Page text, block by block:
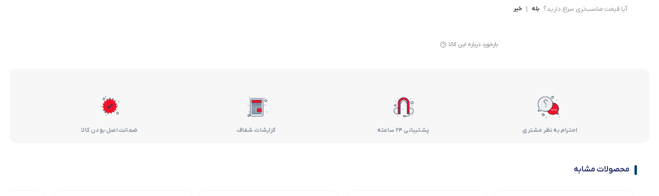
گوشتکوب برقی
آیا قیمت مناسب‌تری سراغ دارید؟ بله | خیر
بازخورد درباره این کالا
احترام به نظر مشتری پشتیبانی 24 ساعته گزارشات شفاف ضمانت اصل بودن کالا
محصولات مشابه